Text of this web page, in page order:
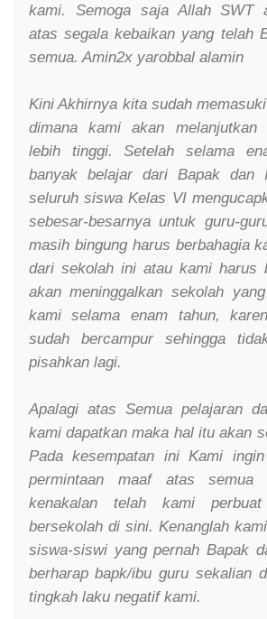
kami. Semoga saja Allah SWT
atas segala kebaikan yang telah
semua. Amin2x yarobbal alamin
Kini Akhirnya kita sudah
dimana kami akan melanjutkan
lebih tinggi. Setelah selama
banyak belajar dari Bapak dan
seluruh siswa Kelas VI
sebesar-besarnya untuk guru-
masih bingung harus berbahagia
dari sekolah ini atau kami harus
akan meninggalkan sekolah
kami selama enam tahun,
sudah bercampur sehingga
pisahkan lagi.
Apalagi atas Semua pelajaran
kami dapatkan maka hal itu akan
Pada kesempatan ini Kami ingin
permintaan maaf atas semua
kenakalan telah kami
bersekolah di sini. Kenanglah
siswa-siswi yang pernah Bapak
berharap bapk/ibu guru sekalian
tingkah laku negatif kami.